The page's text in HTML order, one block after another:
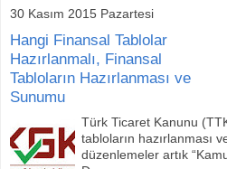
30 Kasım 2015 Pazartesi
Hangi Finansal Tablolar
Hazırlanmalı, Finansal
Tabloların Hazırlanması ve
Sunumu
Türk Ticaret Kanunu
tabloların hazırlanması
düzenlemeler artık